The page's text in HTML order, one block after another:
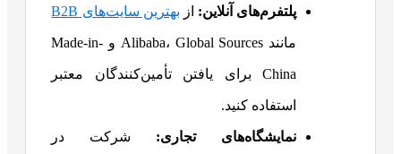
پلتفرم‌های آنلاین: از بهترین سایت‌های B2B
مانند Alibaba، Global Sources و Made-in-
China برای یافتن تأمین‌کنندگان معتبر
استفاده کنید.
نمایشگاه‌های تجاری: شرکت در